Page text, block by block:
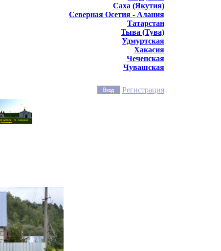
Саха (Якутия)
Северная Осетия - Алания
Татарстан
Тыва (Тува)
Удмуртская
Хакасия
Чеченская
Чувашская
Регистрация